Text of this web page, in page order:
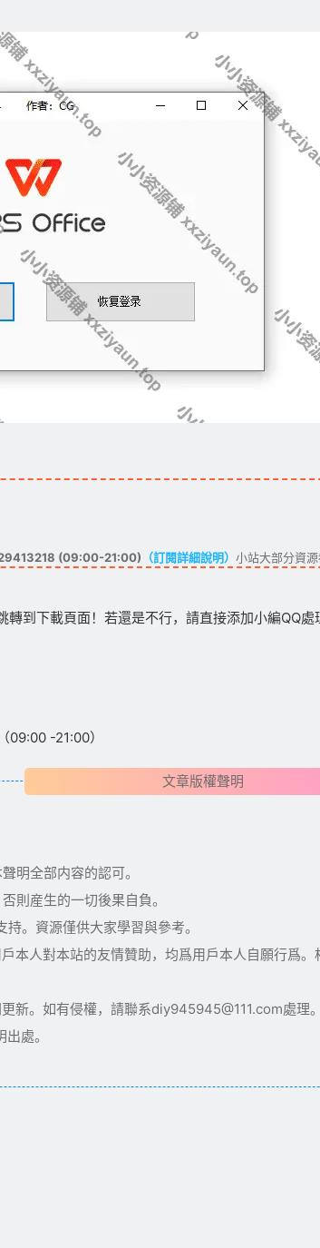
(09:00-21:00) （訂閱詳細說明） 小站大部分資
到下載頁面！若還是不行，請直接添加小編QQ處
09:00 -21:00）
文章版權聲明
明全部内容的認可。
則産生的一切後果自負。
。資源僅供大家學習與參考。
本人對本站的友情贊助，均爲用戶本人自願行爲
新。如有侵權，請聯系diy945945@111.com處理。
處。